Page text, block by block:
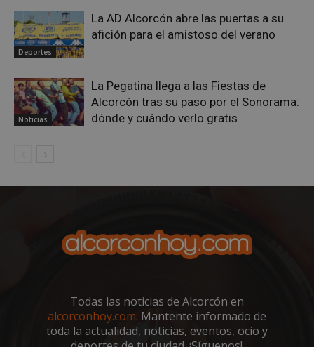
Deportes
La AD Alcorcón abre las puertas a su
afición para el amistoso del verano
Noticias
La Pegatina llega a las Fiestas de
Alcorcón tras su paso por el Sonorama:
dónde y cuándo verlo gratis
Todas las noticias de Alcorcón en
alcorconhoy.com. Mantente informado de
toda la actualidad, noticias, eventos, ocio y
Las cookies estrictamente necesarias permiten la
funcionalidad principal del sitio web, como el
inicio de sesión de usuario y la gestión de cuentas.
El sitio web no se puede utilizar correctamente sin
las cookies estrictamente necesarias.
Nombre
Dominio
PHPSESSID
PHP.net
alcorconhoy.com
Sesión
Google
Privacy Policy